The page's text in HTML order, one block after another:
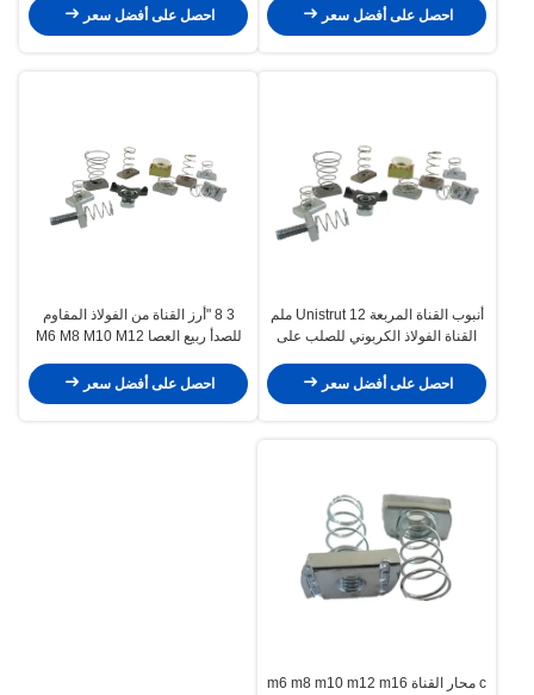
احصل على أفضل سعر
احصل على أفضل سعر
أنبوب القناة المربعة Unistrut 12 ملم
القناة الفولاذ الكربوني للصلب على
احصل على أفضل سعر
3 8 "أرز القناة من الفولاذ المقاوم
للصدأ ربيع العصا M6 M8 M10 M12
احصل على أفضل سعر
c محار القناة m6 m8 m10 m12 m16